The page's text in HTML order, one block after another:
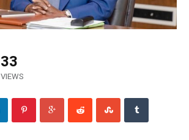
33
VIEWS